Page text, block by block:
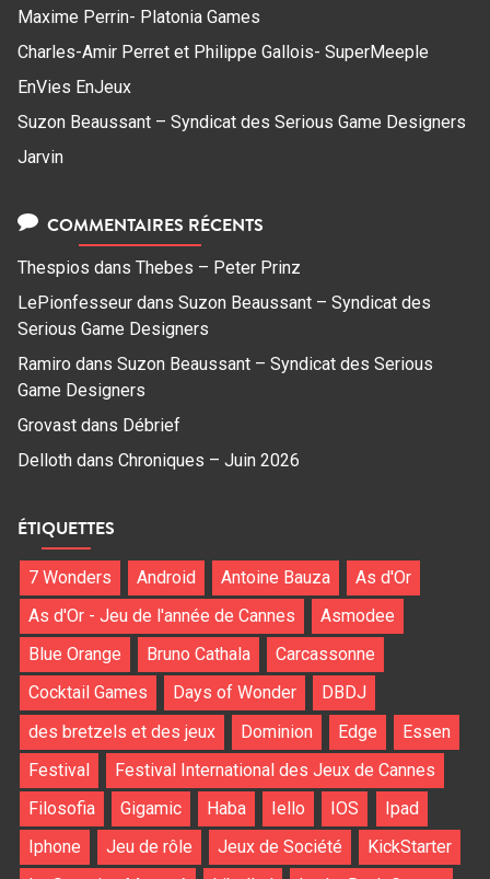
Maxime Perrin- Platonia Games
Charles-Amir Perret et Philippe Gallois- SuperMeeple
EnVies EnJeux
Suzon Beaussant – Syndicat des Serious Game Designers
Jarvin
COMMENTAIRES RÉCENTS
Thespios dans Thebes – Peter Prinz
LePionfesseur dans Suzon Beaussant – Syndicat des
Serious Game Designers
Ramiro dans Suzon Beaussant – Syndicat des Serious
Game Designers
Grovast dans Débrief
Delloth dans Chroniques – Juin 2026
ÉTIQUETTES
7 Wonders Android Antoine Bauza
As d'Or
As d'Or - Jeu de l'année de Cannes
Asmodee
Blue Orange
Bruno Cathala
Carcassonne
Cocktail Games
Days of Wonder
DBDJ
des bretzels et des jeux
Dominion Edge
Essen
Festival
Festival International des Jeux de Cannes
Filosofia
Gigamic Haba Iello IOS
Ipad
Iphone
Jeu de rôle Jeux de Société
KickStarter